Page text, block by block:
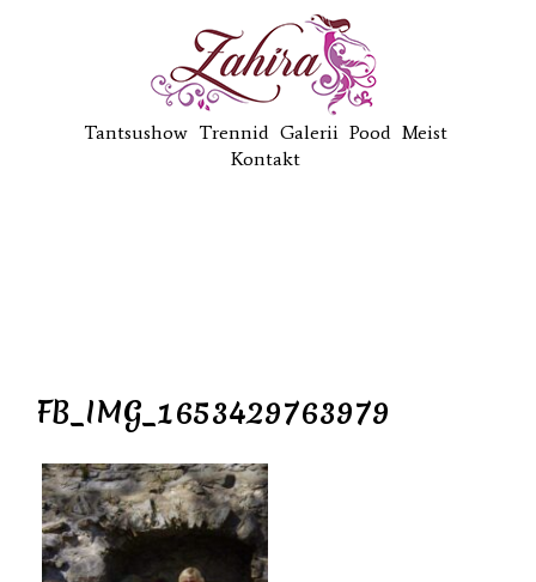
Tantsushow Trennid Galerii Pood Meist
Kontakt
FB_IMG_1653429763979